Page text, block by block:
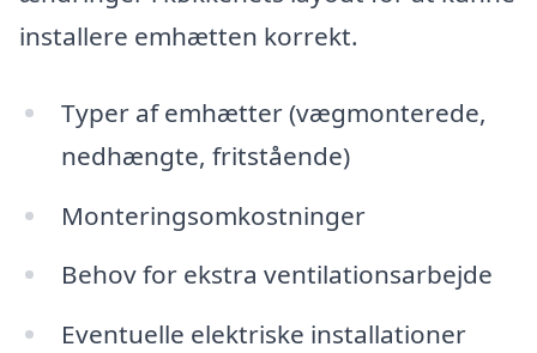
installere emhætten korrekt.
Typer af emhætter (vægmonterede,
nedhængte, fritstående)
Monteringsomkostninger
Behov for ekstra ventilationsarbejde
Eventuelle elektriske installationer